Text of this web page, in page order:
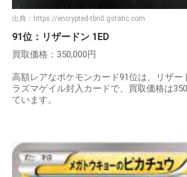
出典： https://encrypted-tbn0.gstatic.com
91位：リザードン 1ED
買取価格：350,000円
高額レアなポケモンカード91位は、リザー
ラズマゲイル封入カードで、買取価格は
ています。